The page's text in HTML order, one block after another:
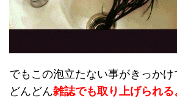
でもこの泡立たない事がきっかけ
どんどん雑誌でも取り上げられ